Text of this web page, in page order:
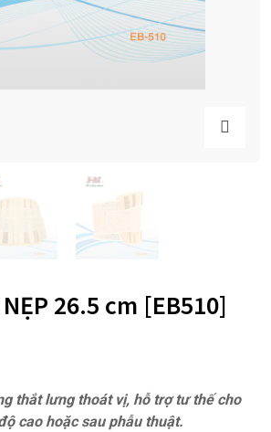
26.5 cm [EB510]
thắt lưng thoát vị, hỗ trợ tư thế cho
cao hoặc sau phẫu thuật.